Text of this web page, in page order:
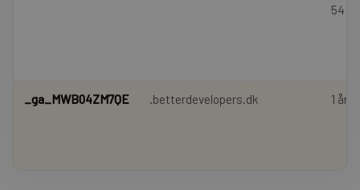
54
_ga_MWB04ZM7QE .betterdevelopers.dk 1 år